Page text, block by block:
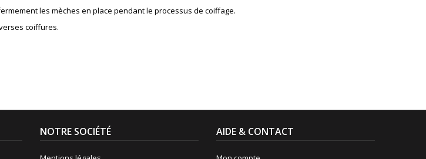
les mèches en place pendant le processus de coiffage.
coiffures.
NOTRE SOCIÉTÉ AIDE & CONTACT